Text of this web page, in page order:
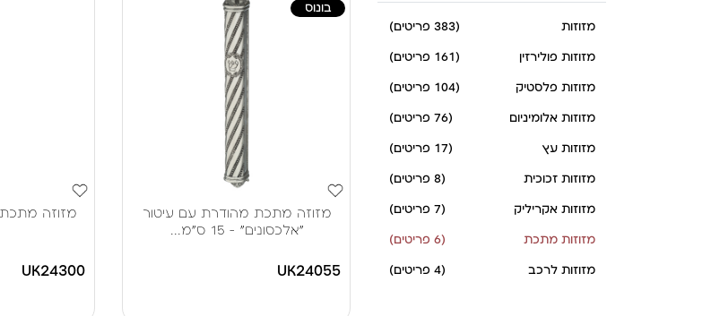
מזוזות (383 פריטים)
מזוזות פולירזין (161 פריטים)
מזוזות פלסטיק (104 פריטים)
מזוזות אלומיניום (76 פריטים)
מזוזות עץ (17 פריטים)
מזוזות זכוכית (8 פריטים)
מזוזות אקריליק (7 פריטים)
מזוזות מתכת (6 פריטים)
מזוזות לרכב (4 פריטים)
בונוס
מזוזה מתכת מהודרת עם עיטור
"אלכסונים" - 15 ס"מ...
UK24055
UK24300